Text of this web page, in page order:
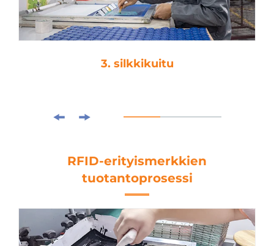
3. silkkikuitu
RFID-erityismerkkien
tuotantoprosessi